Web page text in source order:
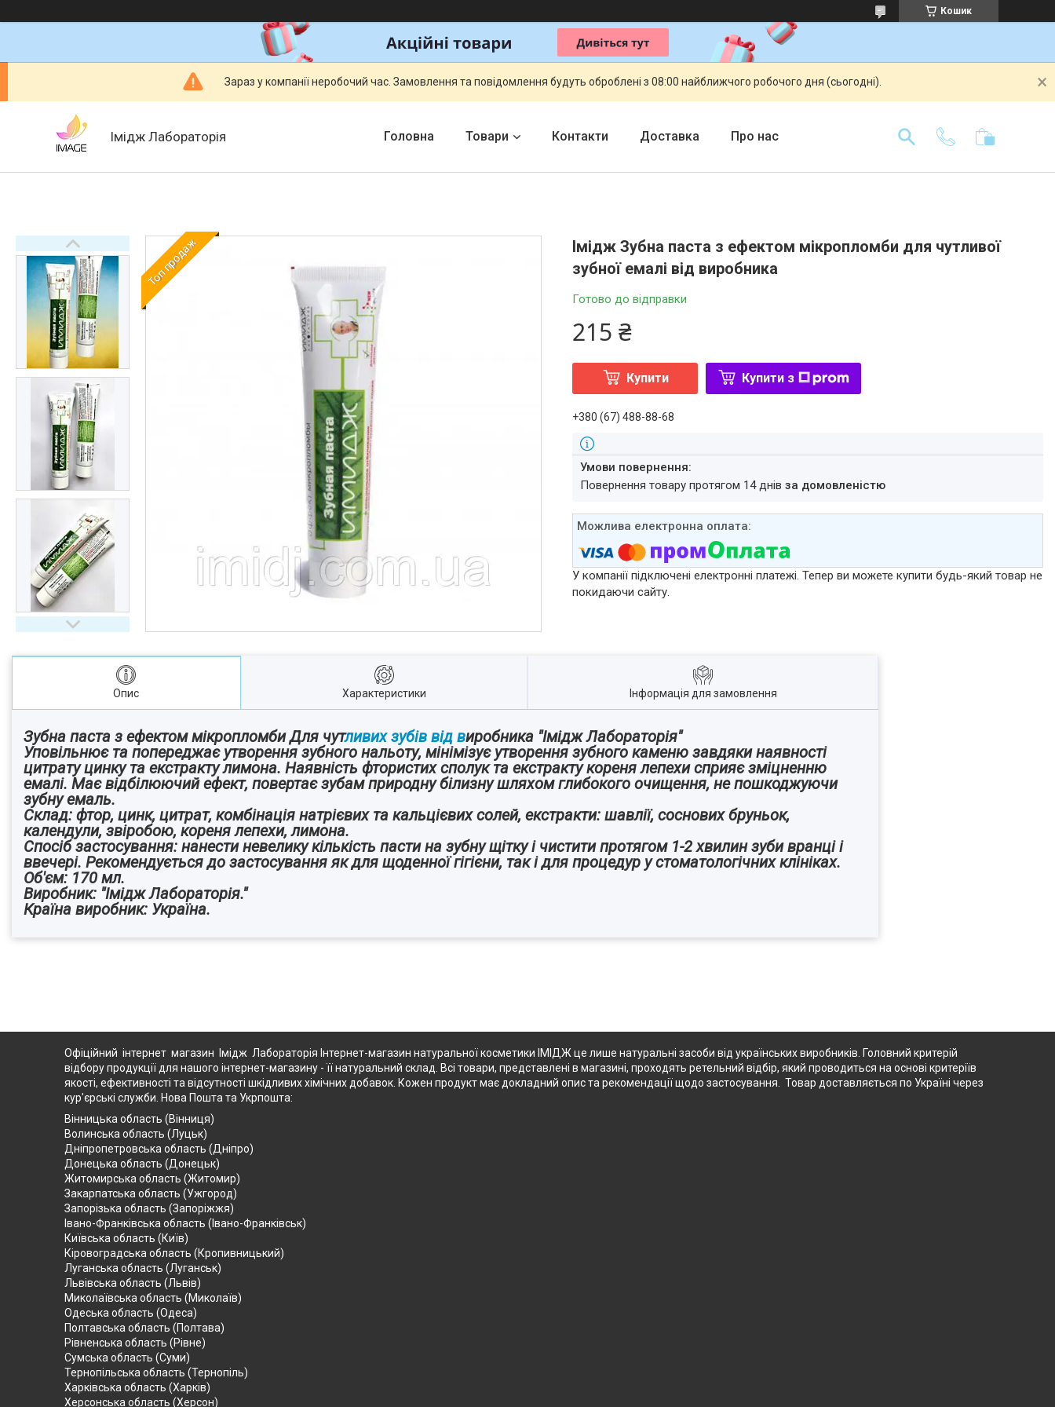
Кошик
Зараз у компанії неробочий час. Замовлення та повідомлення будуть оброблені з 08:00 найближчого робочого дня (сьогодні).
Імідж Лабораторія Головна Товари Контакти Доставка Про нас
Топ продаж
Імідж Зубна паста з ефектом мікропломби для чутливої
зубної емалі від виробника
Готово до відправки
215 ₴
Купити Купити з
+380 (67) 488-88-68
повернення товару протягом 14 днівза домовленістю
У компанії підключені електронні платежі. Тепер ви можете купити будь-який товар не
покидаючи сайту.
Опис Характеристики Інформація для замовлення
Зубна паста з ефектом мікропломби Для чутливих зубів від виробника "Імідж Лабораторія"
Уповільнює та попереджає утворення зубного нальоту, мінімізує утворення зубного каменю завдяки наявності
цитрату цинку та екстракту лимона. Наявність фтористих сполук та екстракту кореня лепехи сприяє зміцненню
емалі. Має відбілюючий ефект, повертає зубам природну білизну шляхом глибокого очищення, не пошкоджуючи
зубну емаль.
Склад: фтор, цинк, цитрат, комбінація натрієвих та кальцієвих солей, екстракти: шавлії, соснових бруньок,
календули, звіробою, кореня лепехи, лимона.
Спосіб застосування: нанести невелику кількість пасти на зубну щітку і чистити протягом 1-2 хвилин зуби вранці і
ввечері. Рекомендується до застосування як для щоденної гігієни, так і для процедур у стоматологічних клініках.
Об'єм: 170 мл.
Виробник: "Імідж Лабораторія."
Країна виробник: Україна.
Офіційний інтернет магазин Імідж Лабораторія Інтернет-магазин натуральної косметики ІМІДЖ це лише натуральні засоби від українських виробників. Головний критерій
відбору продукції для нашого інтернет-магазину - її натуральний склад. Всі товари, представлені в магазині, проходять ретельний відбір, який проводиться на основі критеріїв
якості, ефективності та відсутності шкідливих хімічних добавок. Кожен продукт має докладний опис та рекомендації щодо застосування. Товар доставляється по Україні через
кур'єрські служби. Нова Пошта та Укрпошта:
Вінницька область (Вінниця)
Волинська область (Луцьк)
Дніпропетровська область (Дніпро)
Донецька область (Донецьк)
Житомирська область (Житомир)
Закарпатська область (Ужгород)
Запорізька область (Запоріжжя)
Івано-Франківська область (Івано-Франківськ)
Київська область (Київ)
Кіровоградська область (Кропивницький)
Луганська область (Луганськ)
Львівська область (Львів)
Миколаївська область (Миколаїв)
Одеська область (Одеса)
Полтавська область (Полтава)
Рівненська область (Рівне)
Сумська область (Суми)
Тернопільська область (Тернопіль)
Харківська область (Харків)
Херсонська область (Херсон)